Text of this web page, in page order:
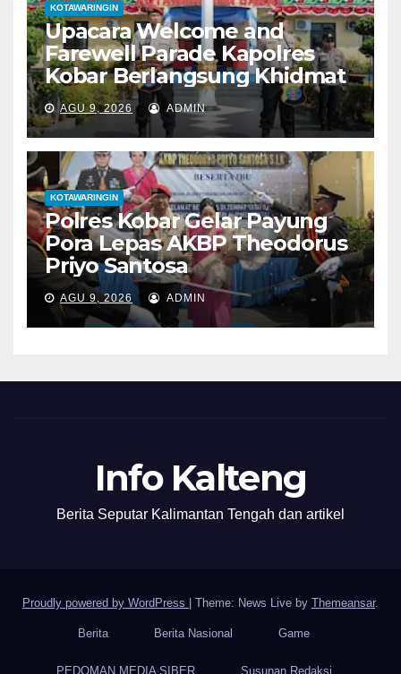
KOTAWARINGIN
Upacara Welcome and
Farewell Parade Kapolres
Kobar Berlangsung Khidmat
AGU 9, 2026 ADMIN
KOTAWARINGIN
Polres Kobar Gelar Payung
Pora Lepas AKBP Theodorus
Priyo Santosa
AGU 9, 2026 ADMIN
Info Kalteng
Berita Seputar Kalimantan Tengah dan artikel
Proudly powered by WordPress | Theme: News Live by Themeansar.
Berita Berita Nasional Game
PEDOMAN MEDIA SIBER Susunan Redaksi